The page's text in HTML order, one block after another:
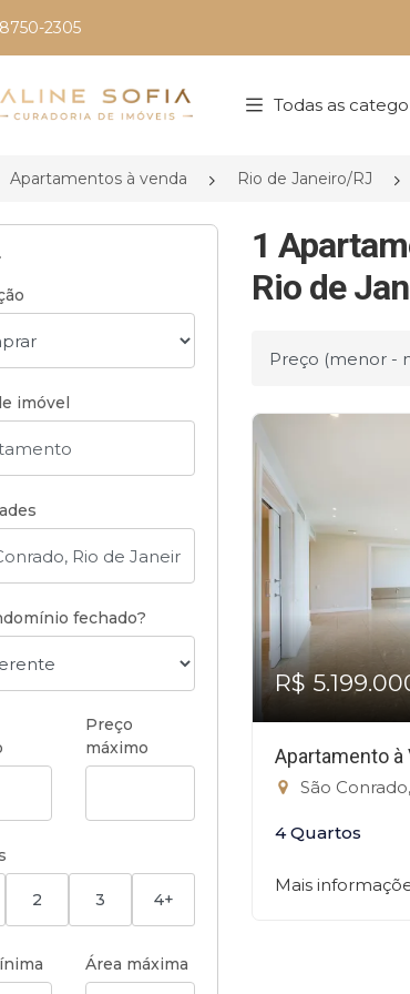
2305
Todas as
Apartamentos à venda Rio de Janeiro/RJ
imóvel
fechado?
Preço
máximo
2 3 4+
Área máxima
1
Rio de
Ordenar por
R$
Apartamento à
São
4 Quartos
Mais